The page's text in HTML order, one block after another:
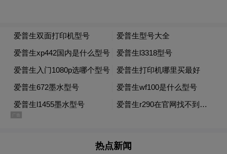
（三）803路（汽车总站—银座茂）
1.单程：12.4公里
2.发车间隔：30分钟
热点新闻